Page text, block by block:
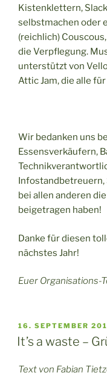
Kistenklettern,
selbstmachen oder
(reichlich)
die Verpflegung.
unterstützt von
Attic Jam, die alle
Wir bedanken uns
Essensverkäufern,
Infostandbetreuern,
bei allen anderen
beigetragen haben!
Danke für diesen
nächstes Jahr!
Euer Organisations-
VERÖFFENTLICHT
AM
16. SEPTEMBER
It’s a waste –
Text von Fabian